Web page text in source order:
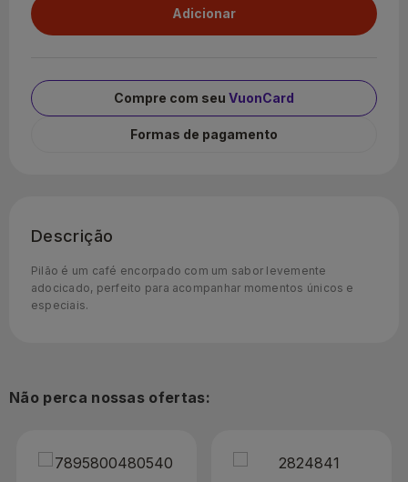
Compre com seu VuonCard
Formas de pagamento
Descrição
Pilão é um café encorpado com um sabor levemente
adocicado, perfeito para acompanhar momentos únicos e
especiais.
Não perca nossas ofertas: